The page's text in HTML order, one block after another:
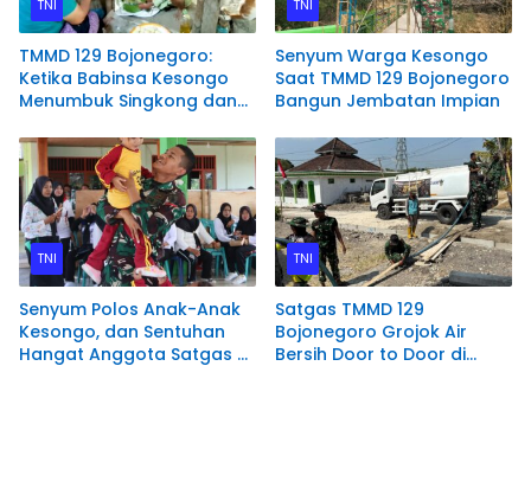
TNI
TMMD 129 Bojonegoro:
Ketika Babinsa Kesongo
Menumbuk Singkong dan
dengan Warga
TNI
Senyum Warga Kesongo
Saat TMMD 129 Bojonegoro
Bangun Jembatan Impian
TNI
Senyum Polos Anak-Anak
Kesongo, dan Sentuhan
Hangat Anggota Satgas di
TNI
Satgas TMMD 129
Bojonegoro Grojok Air
Bersih Door to Door di